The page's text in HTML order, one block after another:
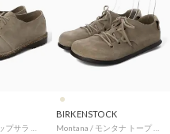
BIRKENSTOCK